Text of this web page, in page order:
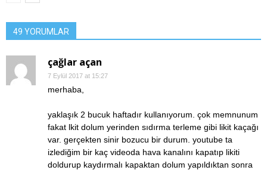
49 YORUMLAR
çağlar açan
7 Eylül 2017 at 15:27
merhaba,
yaklaşık 2 bucuk haftadır kullanıyorum. çok memnunum
fakat lkit dolum yerinden sıdırma terleme gibi likit kaçağı
var. gerçekten sinir bozucu bir durum. youtube ta
izlediğim bir kaç videoda hava kanalını kapatıp likiti
doldurup kaydırmalı kapaktan dolum yapıldıktan sonra